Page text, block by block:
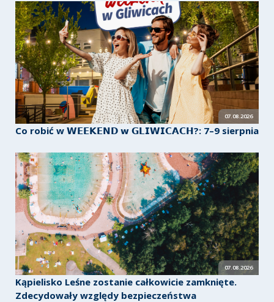
07.08.2026
Co robić w 𝗪𝗘𝗘𝗞𝗘𝗡𝗗 𝘄 𝗚𝗟𝗜𝗪𝗜𝗖𝗔𝗖𝗛?: 7–9 sierpnia
07.08.2026
Kąpielisko Leśne zostanie całkowicie zamknięte.
Zdecydowały względy bezpieczeństwa